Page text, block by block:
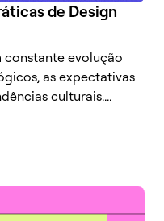
de Design
constante evolução
as expectativas
culturais....